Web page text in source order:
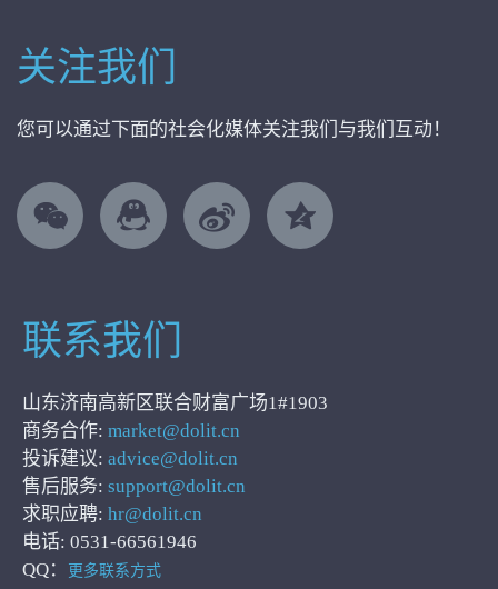
关注我们
您可以通过下面的社会化媒体关注我们与我们互动！
联系我们
山东济南高新区联合财富广场1#1903
商务合作: market@dolit.cn
投诉建议: advice@dolit.cn
售后服务: support@dolit.cn
求职应聘: hr@dolit.cn
电话: 0531-66561946
QQ：
更多联系方式